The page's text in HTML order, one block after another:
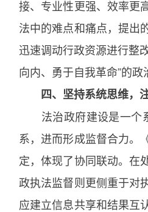
接、专业性更强、效率更
法中的难点和痛点，提出
迅速调动行政资源进行整
向内、勇于自我革命”的
四、坚持系统思维，
法治政府建设是一个
系，进而形成监督合力。
定，体现了协同联动。在
政执法监督则更侧重于对
应建立信息共享和结果互